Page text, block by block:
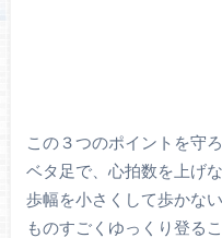
この３つのポイントを守
ベタ足で、心拍数を上げな
歩幅を小さくして歩かな
ものすごくゆっくり登る